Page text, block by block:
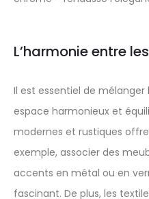
L’harmonie entre
Il est essentiel de
espace harmonieux et
modernes et rustiques
exemple, associer des
accents en métal ou en
fascinant. De plus, les